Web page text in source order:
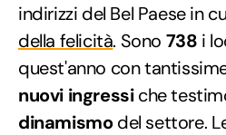
indirizzi del Bel Paese in
della felicità. Sono 738 i
quest'anno con
nuovi ingressiche
dinamismodel settore.